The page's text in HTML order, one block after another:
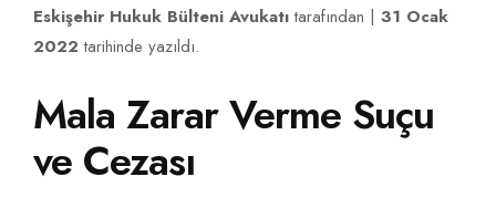
Eskişehir Hukuk Bülteni Avukatıtarafından | 31 Ocak
2022 tarihinde yazıldı.
Mala Zarar Verme Suçu
ve Cezası